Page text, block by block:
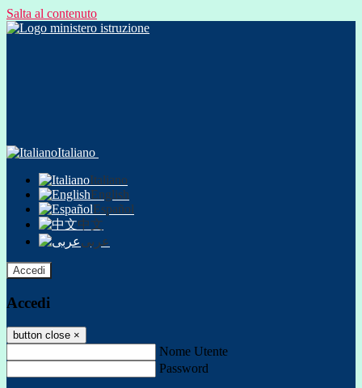
Salta al contenuto
Italiano
Italiano
English
Español
中文
عربى
Accedi
Accedi
button close ×
Nome Utente
Password